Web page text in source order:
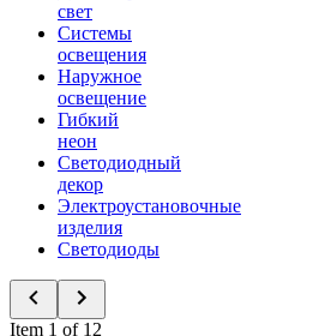
свет
Системы
освещения
Наружное
освещение
Гибкий
неон
Светодиодный
декор
Электроустановочные
изделия
Светодиоды
Item 1 of 12